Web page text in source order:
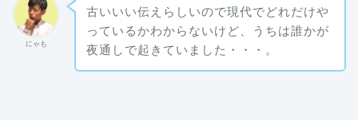
にゃも
古いいい伝えらしいので現代でどれだけや
っているかわからないけど、うちは誰かが
夜通しで起きていました・・・。